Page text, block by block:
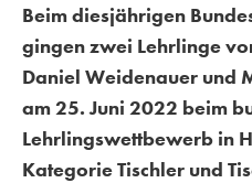
Beim diesjährigen
gingen zwei Lehrlinge
Daniel Weidenauer und
am 25. Juni 2022 beim
Lehrlingswettbewerb in
Kategorie Tischler und